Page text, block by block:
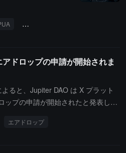
レッドストーン
ドロップの申請が開始されま
ると、Jupiter DAO は X プラット
ップの申請が開始されたと発表しま
場合、1月27日以降に異議を申し
エアドロップ